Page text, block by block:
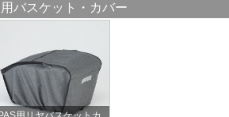
用バスケット・カバー